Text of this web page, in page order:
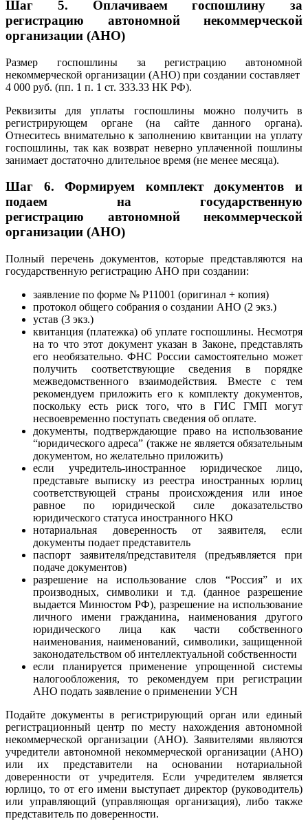
Шаг 5. Оплачиваем госпошлину за
регистрацию автономной некоммерческой
организации (АНО)
Размер госпошлины за регистрацию автономной
некоммерческой организации (АНО) при создании составляет
4 000 руб. (пп. 1 п. 1 ст. 333.33 НК РФ).
Реквизиты для уплаты госпошлины можно получить в
регистрирующем органе (на сайте данного органа).
Отнеситесь внимательно к заполнению квитанции на уплату
госпошлины, так как возврат неверно уплаченной пошлины
занимает достаточно длительное время (не менее месяца).
Шаг 6.Формируем комплект документов и
подаем на государственную
регистрацию автономной некоммерческой
организации (АНО)
Полный перечень документов, которые представляются на
государственную регистрацию АНО при создании:
заявление по форме № Р11001 (оригинал + копия)
протокол общего собрания о создании АНО (2 экз.)
устав (3 экз.)
квитанция (платежка) об уплате госпошлины. Несмотря
на то что этот документ указан в Законе, представлять
его необязательно. ФНС России самостоятельно может
получить соответствующие сведения в порядке
межведомственного взаимодействия. Вместе с тем
рекомендуем приложить его к комплекту документов,
поскольку есть риск того, что в ГИС ГМП могут
несвоевременно поступать сведения об оплате.
документы, подтверждающие право на использование
“юридического адреса” (также не является обязательным
документом, но желательно приложить)
если учредитель-иностранное юридическое лицо,
представьте выписку из реестра иностранных юрлиц
соответствующей страны происхождения или иное
равное по юридической силе доказательство
юридического статуса иностранного НКО
нотариальная доверенность от заявителя, если
документы подает представитель
паспорт заявителя/представителя (предъявляется при
подаче документов)
разрешение на использование слов “Россия” и их
производных, символики и т.д. (данное разрешение
выдается Минюстом РФ), разрешение на использование
личного имени гражданина, наименования другого
юридического лица как части собственного
наименования, наименований, символики, защищенной
законодательством об интеллектуальной собственности
если планируется применение упрощенной системы
налогообложения, то рекомендуем при регистрации
АНО подать заявление о применении УСН
Подайте документы в регистрирующий орган или единый
регистрационный центр по месту нахождения автономной
некоммерческой организации (АНО). Заявителями являются
учредители автономной некоммерческой организации (АНО)
или их представители на основании нотариальной
доверенности от учредителя. Если учредителем является
юрлицо, то от его имени выступает директор (руководитель)
или управляющий (управляющая организация), либо также
представитель по доверенности.